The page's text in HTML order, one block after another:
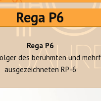
Rega P6
Rega P6
des berühmten und
ausgezeichneten RP-6